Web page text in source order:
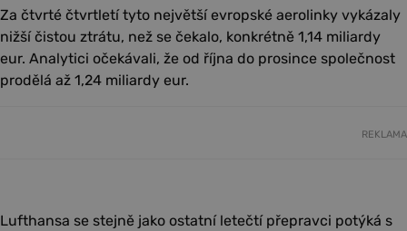
Za čtvrté čtvrtletí tyto největší evropské aerolinky vykázaly
nižší čistou ztrátu, než se čekalo, konkrétně 1,14 miliardy
eur. Analytici očekávali, že od října do prosince společnost
prodělá až 1,24 miliardy eur.
REKLAMA
Lufthansa se stejně jako ostatní letečtí přepravci potýká s